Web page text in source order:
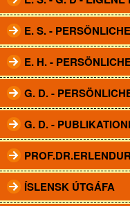
E. S. -
E. H. -
G. D. -
G. D. -
ÍSLENSK ÚTGÁFA